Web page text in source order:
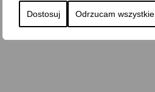
Dostosuj Odrzucam wszystkie